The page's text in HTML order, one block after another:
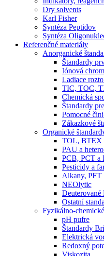
Dry solvents
Karl Fisher
Syntéza Peptidov
Syntéza
Referenčné materiály
Anorganické
Štandardy
Iónová
Ladiace
TIC, TOC,
Chemická
Štandardy
Pomocné
Zákazkové
Organické
TOL, BTEX
PAU a
PCB, PCT a
Pesticidy a
Alkany, PFT
NEOlytic
Deuterované
Ostatní
Fyzikálno-
pH pufre
Štandardy
Elektrická
Redoxný
Viskozita